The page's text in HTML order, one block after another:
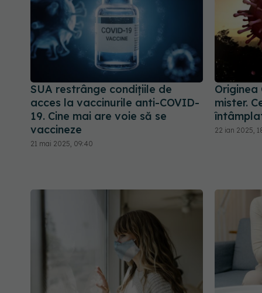
SUA restrânge condiţiile de
acces la vaccinurile anti-COVID-
19. Cine mai are voie să se
vaccineze
21 mai 2025, 09:40
Originea
mister.
22 ian 2025,